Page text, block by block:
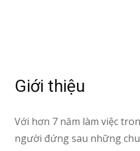
Giới thiệu
Với hơn 7 năm làm việc
người đứng sau những